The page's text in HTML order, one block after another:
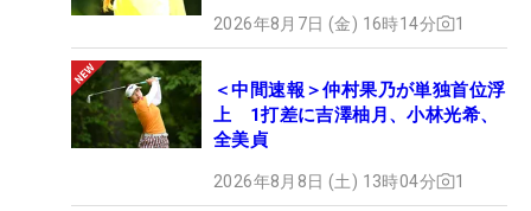
2026年8月7日 (金) 16時14分 1
＜中間速報＞仲村果乃が単独首位浮
上 1打差に吉澤柚月、小林光希、
全美貞
2026年8月8日 (土) 13時04分 1